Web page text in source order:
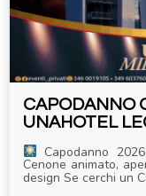
CAPODANNO
UNAHOTEL
Capodanno
Cenone animato,
design Se cerchi un